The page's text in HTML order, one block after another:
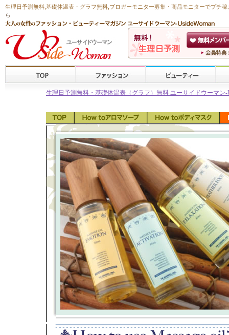
生理日予測無料 基礎体温表・グラフ無料 ,ブロガーモニター募集・商品モニターでプチ稼
ら
生理日予測無料・基礎体温表（グラフ）無料 ユーサイドウーマン-